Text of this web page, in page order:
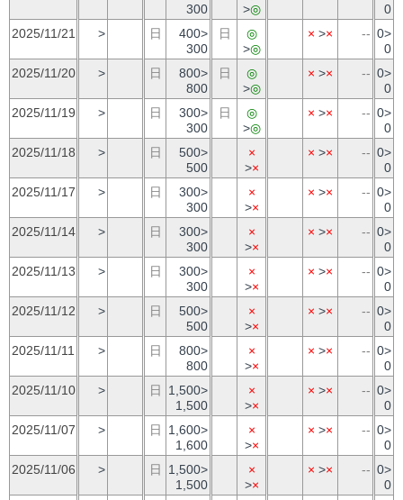
300
>◎
0
2025/11/21
> 日
400>
300
日
◎
>◎
× >× -- 0>
0
2025/11/20
> 日
800>
800
日
◎
>◎
× >× -- 0>
0
2025/11/19
> 日
300>
300
日
◎
>◎
× >× -- 0>
0
2025/11/18
> 日
500>
500
×
>×
× >× -- 0>
0
2025/11/17
> 日
300>
300
×
>×
× >× -- 0>
0
2025/11/14
> 日
300>
300
×
>×
× >× -- 0>
0
2025/11/13
> 日
300>
300
×
>×
× >× -- 0>
0
2025/11/12
> 日
500>
500
×
>×
× >× -- 0>
0
2025/11/11
> 日
800>
800
×
>×
× >× -- 0>
0
2025/11/10
> 日
1,500>
1,500
×
>×
× >× -- 0>
0
2025/11/07
> 日
1,600>
1,600
×
>×
× >× -- 0>
0
2025/11/06
> 日
1,500>
1,500
×
>×
× >× -- 0>
0